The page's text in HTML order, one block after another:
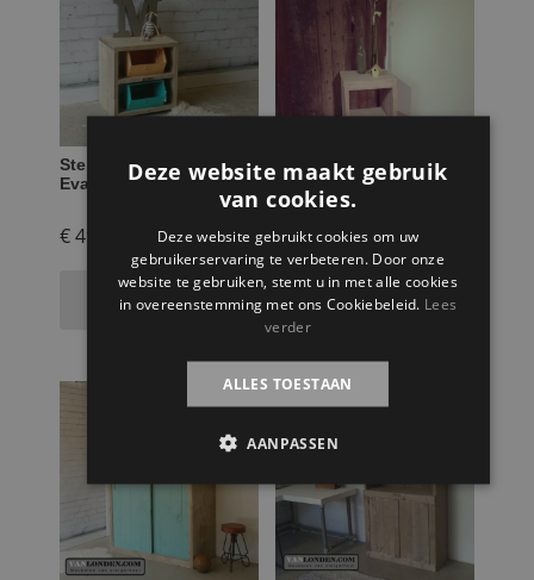
Steigerhouten kastje
Eva
€49,95
Toevoegen aan
winkelwagen
Steigerhouten
nachtkastje en krukje
Elias
€59,95
Toevoegen aan
winkelwagen
Deze website maakt gebruik
van cookies.
Deze website gebruikt cookies om uw
gebruikerservaring te verbeteren. Door onze
website te gebruiken, stemt u in met alle cookies
in overeenstemming met ons Cookiebeleid. Lees
verder
ALLES TOESTAAN
AANPASSEN